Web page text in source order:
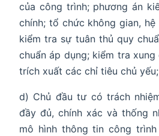
của công trình; phương án
chính; tổ chức không gian,
kiểm tra sự tuân thủ quy
chuẩn áp dụng; kiểm tra
trích xuất các chỉ tiêu chủ yếu;
d) Chủ đầu tư có trách
đầy đủ, chính xác và thống
mô hình thông tin công